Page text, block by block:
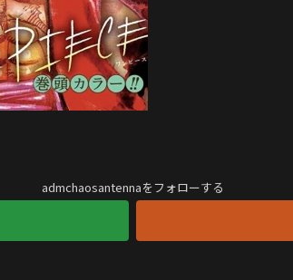
admchaosantennaをフォローする